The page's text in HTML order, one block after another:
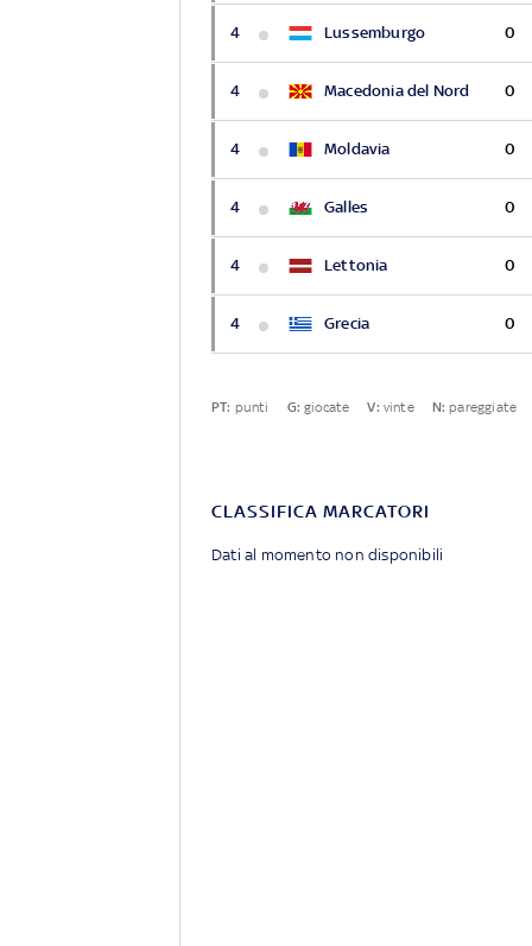
4 Lussemburgo 0
4 Macedonia del Nord 0
4 Moldavia 0
4 Galles 0
4 Lettonia 0
4 Grecia 0
PT: punti G: giocate V: vinte N: pareggiate
CLASSIFICA MARCATORI
Dati al momento non disponibili